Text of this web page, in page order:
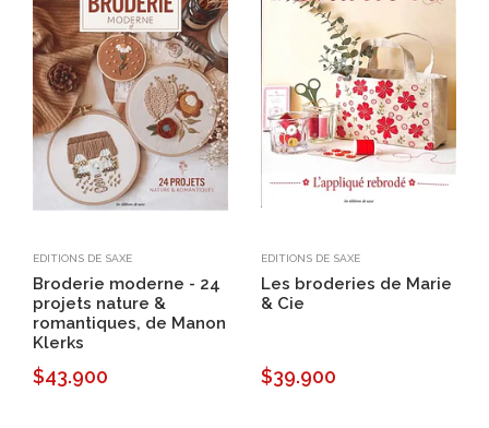
EDITIONS DE SAXE
Broderie moderne - 24
projets nature &
romantiques, de Manon
Klerks
$43.900
EDITIONS DE SAXE
Les broderies de Marie
& Cie
$39.900